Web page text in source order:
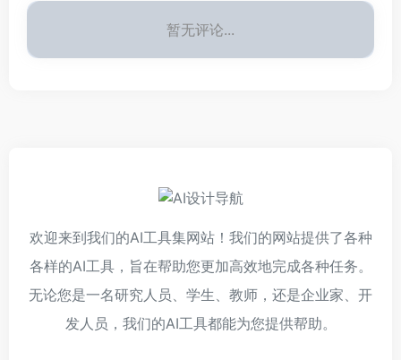
暂无评论...
欢迎来到我们的AI工具集网站！我们的网站提供了各种
各样的AI工具，旨在帮助您更加高效地完成各种任务。
无论您是一名研究人员、学生、教师，还是企业家、开
发人员，我们的AI工具都能为您提供帮助。